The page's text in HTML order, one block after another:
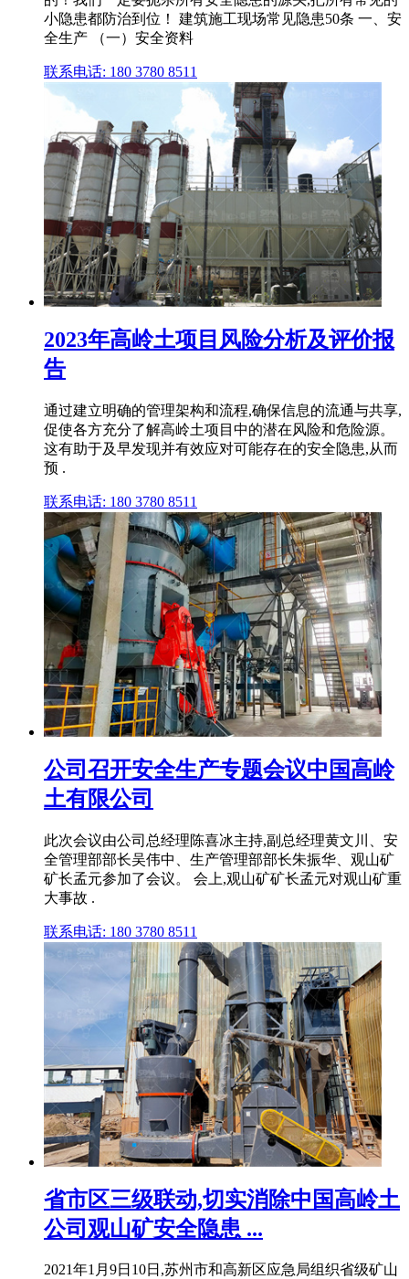
小隐患都防治到位！ 建筑施工现场常见隐患50条 一、安
全生产 （一）安全资料
联系电话: 180 3780 8511
2023年高岭土项目风险分析及评价报
告
通过建立明确的管理架构和流程,确保信息的流通与共享,
促使各方充分了解高岭土项目中的潜在风险和危险源。
这有助于及早发现并有效应对可能存在的安全隐患,从而
预 .
联系电话: 180 3780 8511
公司召开安全生产专题会议中国高岭
土有限公司
此次会议由公司总经理陈喜冰主持,副总经理黄文川、安
全管理部部长吴伟中、生产管理部部长朱振华、观山矿
矿长孟元参加了会议。 会上,观山矿矿长孟元对观山矿重
大事故 .
联系电话: 180 3780 8511
省市区三级联动,切实消除中国高岭土
公司观山矿安全隐患 ...
2021年1月9日10日,苏州市和高新区应急局组织省级矿山